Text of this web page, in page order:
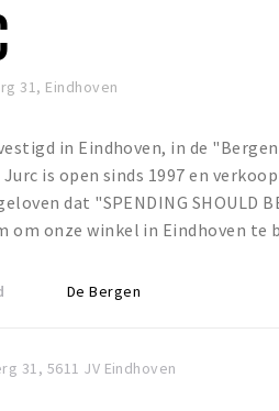
31, Eindhoven
in Eindhoven, in de
is open sinds 1997 en
dat "SPENDING SHOULD
om onze winkel in Eindhoven te
De Bergen
31, 5611 JV Eindhoven